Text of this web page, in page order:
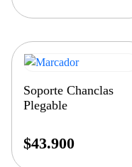
Soporte Chanclas
Plegable
$43.900